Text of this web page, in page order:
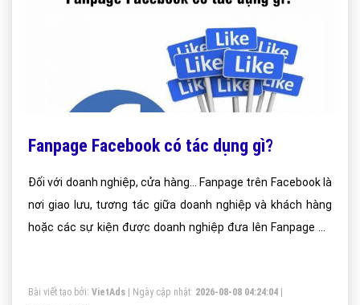
Fanpage Facebook có tác dụng gì?
Đối với doanh nghiệp, cửa hàng... Fanpage trên Facebook là
nơi giao lưu, tương tác giữa doanh nghiệp và khách hàng
hoặc các sự kiện được doanh nghiệp đưa lên Fanpage để
Bài viết tạo bởi: VietAds | Ngày cập nhật: 2026-08-08 04:24:04